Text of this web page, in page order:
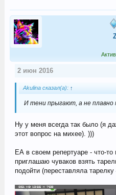
2 июн 2016
Akulina сказал(а): ↑
И тени прыгают, а не плавно
Ну у меня всегда так было (я
этот вопрос на михее). )))
ЕА в своем репертуаре - что-
приглашаю чуваков взять
подойти (переставляла